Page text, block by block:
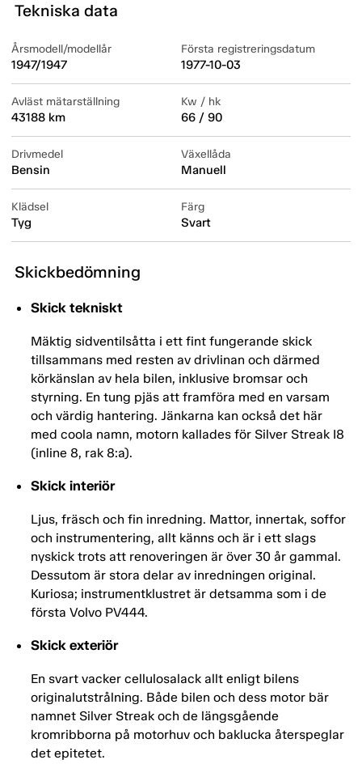
Tekniska data
Årsmodell/modellår
1947/1947
Första registreringsdatum
1977-10-03
Avläst mätarställning
43188 km
Kw / hk
66 / 90
Drivmedel
Bensin
Växellåda
Manuell
Klädsel
Tyg
Färg
Svart
Skickbedömning
Skick tekniskt
Mäktig sidventilsåtta i ett fint fungerande skick
tillsammans med resten av drivlinan och därmed
körkänslan av hela bilen, inklusive bromsar och
styrning. En tung pjäs att framföra med en varsam
och värdig hantering. Jänkarna kan också det här
med coola namn, motorn kallades för Silver Streak I8
(inline 8, rak 8:a).
Skick interiör
Ljus, fräsch och fin inredning. Mattor, innertak, soffor
och instrumentering, allt känns och är i ett slags
nyskick trots att renoveringen är över 30 år gammal.
Dessutom är stora delar av inredningen original.
Kuriosa; instrumentklustret är detsamma som i de
första Volvo PV444.
Skick exteriör
En svart vacker cellulosalack allt enligt bilens
originalutstrålning. Både bilen och dess motor bär
namnet Silver Streak och de längsgående
kromribborna på motorhuv och baklucka återspeglar
det epitetet.